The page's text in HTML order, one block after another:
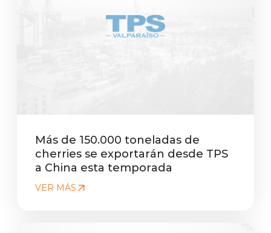
Más de 150.000 toneladas de
cherries se exportarán desde TPS
a China esta temporada
VER MÁS